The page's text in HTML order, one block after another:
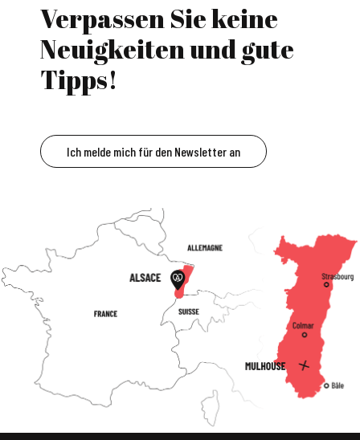
Verpassen Sie keine
Neuigkeiten und gute
Tipps!
Ich melde mich für den Newsletter an